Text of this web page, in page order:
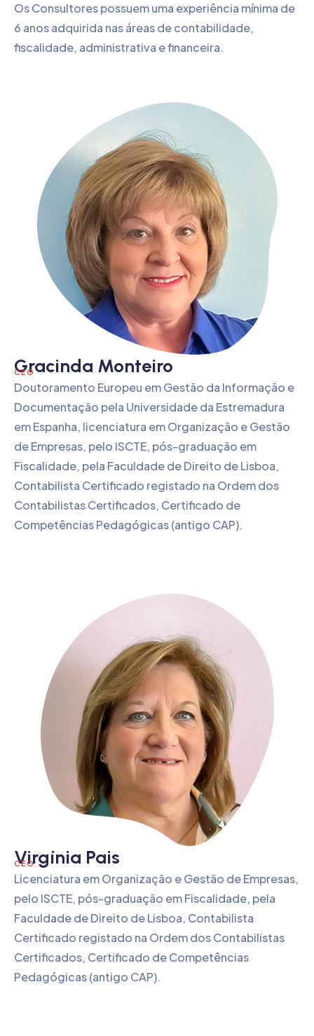
Os Consultores possuem uma experiência mínima de
6 anos adquirida nas áreas de contabilidade,
fiscalidade, administrativa e financeira.
Gracinda Monteiro
CEO
Doutoramento Europeu em Gestão da Informação e
Documentação pela Universidade da Estremadura
em Espanha, licenciatura em Organização e Gestão
de Empresas, pelo ISCTE, pós-graduação em
Fiscalidade, pela Faculdade de Direito de Lisboa,
Contabilista Certificado registado na Ordem dos
Contabilistas Certificados, Certificado de
Competências Pedagógicas (antigo CAP).
Virgínia Pais
CEO
Licenciatura em Organização e Gestão de Empresas,
pelo ISCTE, pós-graduação em Fiscalidade, pela
Faculdade de Direito de Lisboa, Contabilista
Certificado registado na Ordem dos Contabilistas
Certificados, Certificado de Competências
Pedagógicas (antigo CAP).